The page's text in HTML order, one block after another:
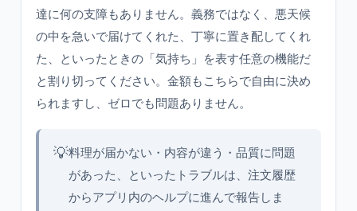
達に何の支障もありません。義務ではなく、悪天候
の中を急いで届けてくれた、丁寧に置き配してくれ
た、といったときの「気持ち」を表す任意の機能だ
と割り切ってください。金額もこちらで自由に決め
られますし、ゼロでも問題ありません。
💡料理が届かない・内容が違う・品質に問題
があった、といったトラブルは、注文履歴
からアプリ内のヘルプに進んで報告しま